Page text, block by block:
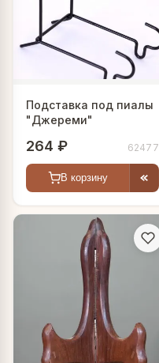
Подставка под пиалы
"Джереми"
264 ₽ 62477
В корзину